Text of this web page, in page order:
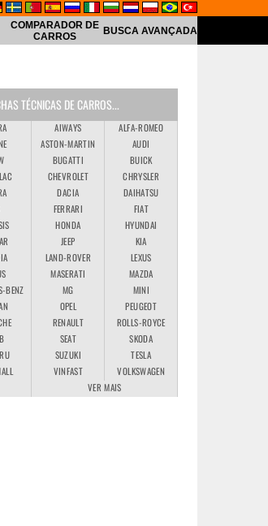
COMPARADOR DE
CARROS
BUSCA AVANÇADA
TÉCNICAS DE CARROS...
AIWAYS
ALFA-ROMEO
ASTON-MARTIN
AUDI
BUGATTI
BUICK
CHEVROLET
CHRYSLER
DACIA
DAIHATSU
FERRARI
FIAT
HONDA
HYUNDAI
JEEP
KIA
LAND-ROVER
LEXUS
MASERATI
MAZDA
BENZ MG
MINI
OPEL
PEUGEOT
RENAULT
ROLLS-ROYCE
SEAT
SKODA
SUZUKI
TESLA
VINFAST
VOLKSWAGEN
VER MAIS